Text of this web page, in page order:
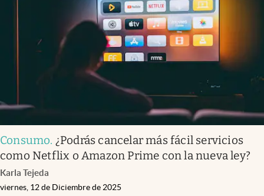
Mediakit
abre en nueva pestaña
Argentina
Consumo. ¿Podrás cancelar más fácil servicios
como Netflix o Amazon Prime con la nueva ley?
Karla Tejeda
viernes, 12 de Diciembre de 2025